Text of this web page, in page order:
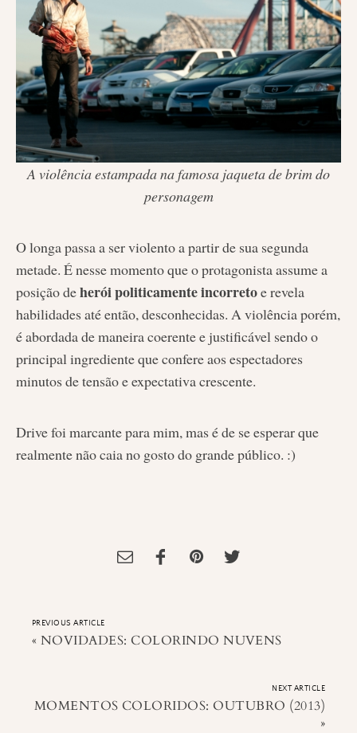
A violência estampada na famosa jaqueta de brim do
personagem
O longa passa a ser violento a partir de sua segunda
metade. É nesse momento que o protagonista assume a
posição deherói politicamente incorretoe revela
habilidades até então, desconhecidas. A violência porém,
é abordada de maneira coerente e justificável sendo o
principal ingrediente que confere aos espectadores
minutos de tensão e expectativa crescente.
Drive foi marcante para mim, mas é de se esperar que
realmente não caia no gosto do grande público. :)
PREVIOUS ARTICLE
« NOVIDADES: COLORINDO NUVENS
NEXT ARTICLE
MOMENTOS COLORIDOS: OUTUBRO (2013)
»